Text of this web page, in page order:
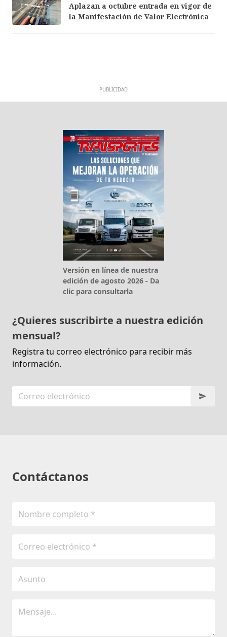
Aplazan a octubre entrada en vigor de
la Manifestación de Valor Electrónica
PUBLICIDAD
Versión en línea de nuestra
edición de agosto 2026 - Da
clic para consultarla
¿Quieres suscribirte a nuestra edición
mensual?
Registra tu correo electrónico para recibir más
información.
Contáctanos